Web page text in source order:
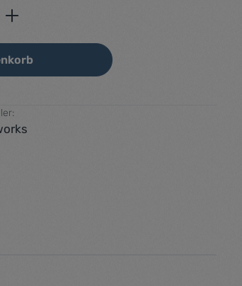
den gewünschten Wert